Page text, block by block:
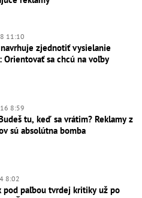
11:10
navrhuje zjednotiť vysielanie
sa chcú na voľby
8:59
tu, keď sa vrátim? Reklamy z
sú absolútna bomba
8:02
pod paľbou tvrdej kritiky už po